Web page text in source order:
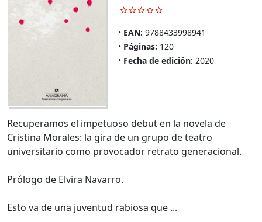
EAN: 9788433998941
Páginas: 120
Fecha de edición: 2020
Recuperamos el impetuoso debut en la novela de
Cristina Morales: la gira de un grupo de teatro
universitario como provocador retrato generacional.
Prólogo de Elvira Navarro.
Esto va de una juventud rabiosa que ...